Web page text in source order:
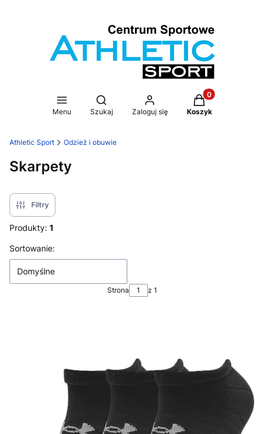
Menu
Otwórz wyszukiwarkę
Szukaj Zaloguj się
Produkty w
Koszyk
Athletic Sport Odzież i obuwie
Skarpety
Filtry
Produkty: 1
Lista produktów
Sortowanie:
Domyślne
Strona z 1